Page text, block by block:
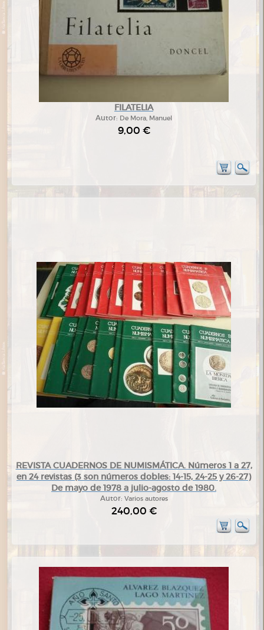
FILATELIA
Autor: De Mora, Manuel
9,00 €
REVISTA CUADERNOS DE NUMISMÁTICA. Números 1 a 27,
en 24 revistas (3 son números dobles: 14-15, 24-25 y 26-27)
De mayo de 1978 a julio-agosto de 1980.
Autor: Varios autores
240,00 €